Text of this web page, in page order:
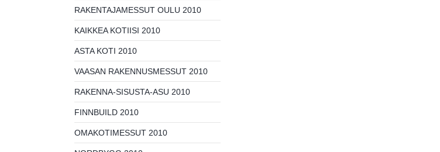
RAKENTAJAMESSUT OULU 2010
KAIKKEA KOTIISI 2010
ASTA KOTI 2010
VAASAN RAKENNUSMESSUT 2010
RAKENNA-SISUSTA-ASU 2010
FINNBUILD 2010
OMAKOTIMESSUT 2010